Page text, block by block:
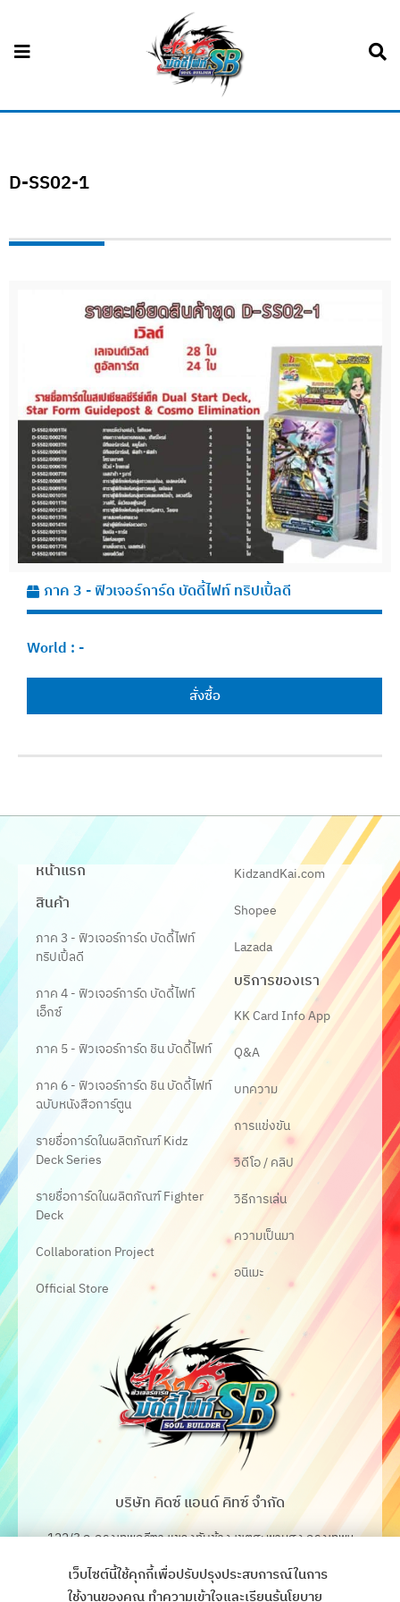
D-SS02-1
ภาค 3 - ฟิวเจอร์การ์ด บัดดี้ไฟท์ ทริปเปิ้ลดี
World : -
สั่งซื้อ
หน้าแรก
สินค้า
ภาค 3 - ฟิวเจอร์การ์ด บัดดี้ไฟท์
ทริปเปิ้ลดี
ภาค 4 - ฟิวเจอร์การ์ด บัดดี้ไฟท์
เอ็กซ์
ภาค 5 - ฟิวเจอร์การ์ด ชิน บัดดี้ไฟท์
ภาค 6 - ฟิวเจอร์การ์ด ชิน บัดดี้ไฟท์
ฉบับหนังสือการ์ตูน
รายชื่อการ์ดในผลิตภัณฑ์ Kidz
Deck Series
รายชื่อการ์ดในผลิตภัณฑ์ Fighter
Deck
Collaboration Project
Official Store
KidzandKai.com
Shopee
Lazada
บริการของเรา
KK Card Info App
Q&A
บทความ
การแข่งขัน
วิดีโอ / คลิป
วิธีการเล่น
ความเป็นมา
อนิเมะ
บริษัท คิดซ์ แอนด์ คิทซ์ จำกัด
122/3 ถ.กรุงเทพกรีฑา แขวงทับช้าง เขตสะพานสูง กรุงเทพฯ
โทร. 02-368-4106-7
เว็บไซต์นี้ใช้คุกกี้เพื่อปรับปรุงประสบการณ์ในการ
ใช้งานของคุณ ทำความเข้าใจและเรียนรู้นโยบาย